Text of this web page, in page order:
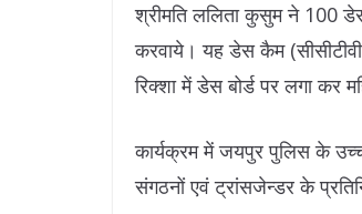
श्रीमति ललिता कुसुम ने 100
करवाये। यह डेस कैम
रिक्शा में डेस बोर्ड पर लगा कर
कार्यक्रम में जयपुर पुलिस के
संगठनों एवं ट्रांसजेन्डर के